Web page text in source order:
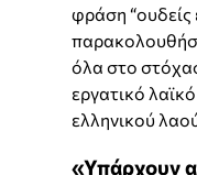
φράση “ουδείς
όλα στο
εργατικό
ελληνικού
«Υπάρχουν